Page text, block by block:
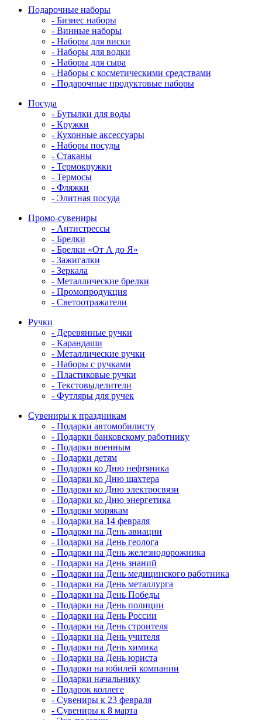
Подарочные наборы
- Бизнес наборы
- Винные наборы
- Наборы для виски
- Наборы для водки
- Наборы для сыра
- Наборы с косметическими средствами
- Подарочные продуктовые наборы
Посуда
- Бутылки для воды
- Кружки
- Кухонные аксессуары
- Наборы посуды
- Стаканы
- Термокружки
- Термосы
- Фляжки
- Элитная посуда
Промо-сувениры
- Антистрессы
- Брелки
- Брелки «От А до Я»
- Зажигалки
- Зеркала
- Металлические брелки
- Промопродукция
- Светоотражатели
Ручки
- Деревянные ручки
- Карандаши
- Металлические ручки
- Наборы с ручками
- Пластиковые ручки
- Текстовыделители
- Футляры для ручек
Сувениры к праздникам
- Подарки автомобилисту
- Подарки банковскому работнику
- Подарки военным
- Подарки детям
- Подарки ко Дню нефтяника
- Подарки ко Дню шахтера
- Подарки ко Дню электросвязи
- Подарки ко Дню энергетика
- Подарки морякам
- Подарки на 14 февраля
- Подарки на День авиации
- Подарки на День геолога
- Подарки на День железнодорожника
- Подарки на День знаний
- Подарки на День медицинского работника
- Подарки на День металлурга
- Подарки на День Победы
- Подарки на День полиции
- Подарки на День России
- Подарки на День строителя
- Подарки на День учителя
- Подарки на День химика
- Подарки на День юриста
- Подарки на юбилей компании
- Подарки начальнику
- Подарок коллеге
- Сувениры к 23 февраля
- Сувениры к 8 марта